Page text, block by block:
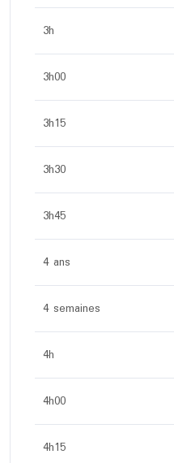
3h
3h00
3h15
3h30
3h45
4 ans
4 semaines
4h
4h00
4h15